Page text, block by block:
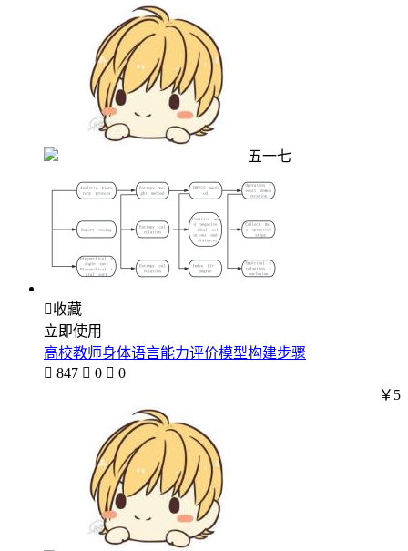
五一七
收藏
立即使用
高校教师身体语言能力评价模型构建步骤
 847  0  0
￥5